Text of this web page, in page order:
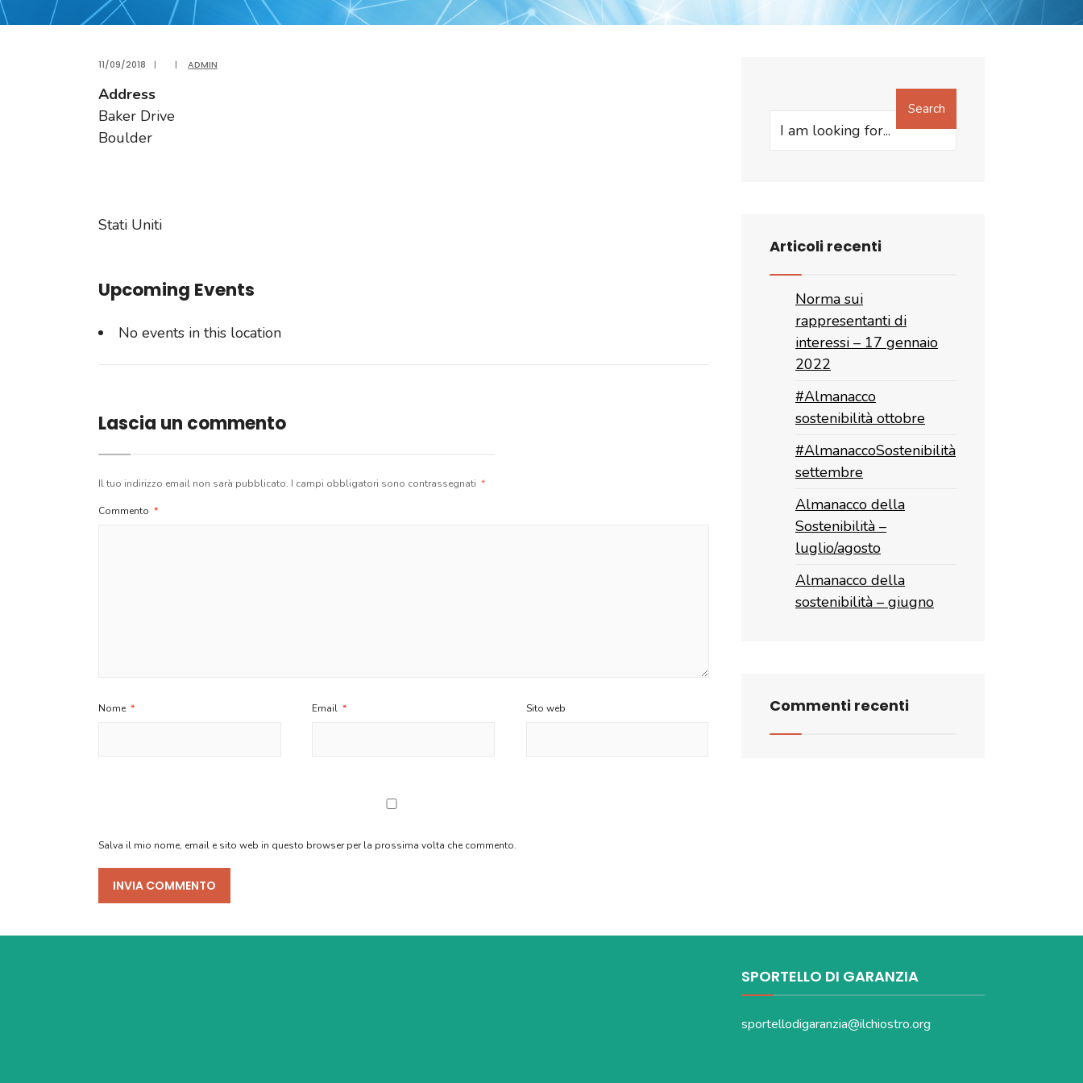
11/09/2018 | | ADMIN
Address
Baker Drive
Boulder
Stati Uniti
Upcoming Events
No events in this location
Lascia un commento
Il tuo indirizzo email non sarà pubblicato. I campi obbligatori sono contrassegnati *
Commento *
Nome * Email * Sito web
Salva il mio nome, email e sito web in questo browser per la prossima volta che commento.
for:
Search
Articoli recenti
Norma sui
rappresentanti di
interessi – 17 gennaio
2022
#Almanacco
sostenibilità ottobre
#AlmanaccoSostenibilità
settembre
Almanacco della
Sostenibilità –
luglio/agosto
Almanacco della
sostenibilità – giugno
Commenti recenti
SPORTELLO DI GARANZIA
sportellodigaranzia@ilchiostro.org